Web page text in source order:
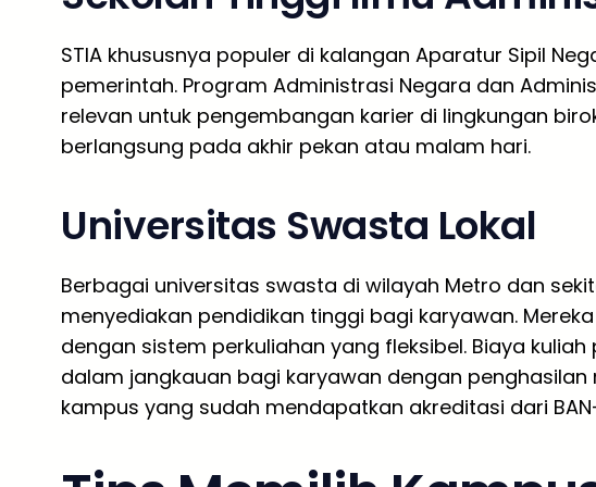
STIA khususnya populer di kalangan Aparatur Sipil
pemerintah. Program Administrasi Negara dan
relevan untuk pengembangan karier di lingkungan
berlangsung pada akhir pekan atau malam hari.
Universitas Swasta Lokal
Berbagai universitas swasta di wilayah Metro dan
menyediakan pendidikan tinggi bagi karyawan.
dengan sistem perkuliahan yang fleksibel. Biaya
dalam jangkauan bagi karyawan dengan penghasilan
kampus yang sudah mendapatkan akreditasi dari